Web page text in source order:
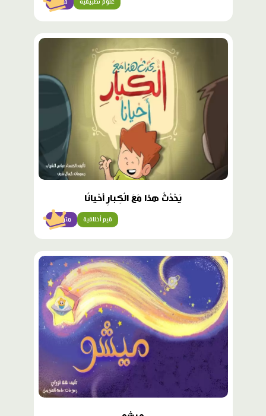
متقدّم علوم تطبيقية
محتوى
يَحْدُثُ هذا مَعَ الْكِبارِ أَحْيانًا
متوسّط قيم أخلاقية
محتوى
مميّز